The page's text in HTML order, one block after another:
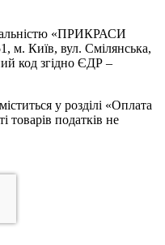
«ПРИКРАСИ
м. Київ, вул. Смілянська,
код згідно ЄДР –
у розділі «Оплата
товарів податків не